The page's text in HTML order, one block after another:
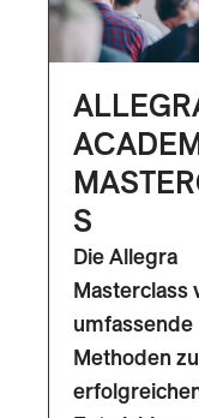
S
Die Allegra
Masterclass
umfassende
Methoden